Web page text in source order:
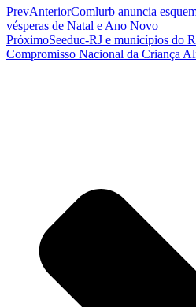
PrevAnteriorComlurb anuncia
vésperas de Natal e Ano Novo
PróximoSeeduc-RJ e municípios do
Compromisso Nacional da Criança